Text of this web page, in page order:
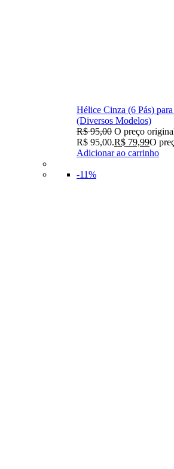
Hélice Cinza (6 Pás)
(Diversos Modelos)
R$95,00 O preço
R$ 95,00.R$ 79,99O
Adicionar ao carrinho
-11%